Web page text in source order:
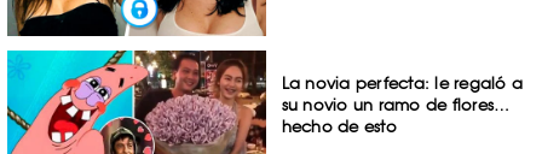
La novia perfecta: le regaló a
su novio un ramo de flores…
hecho de esto